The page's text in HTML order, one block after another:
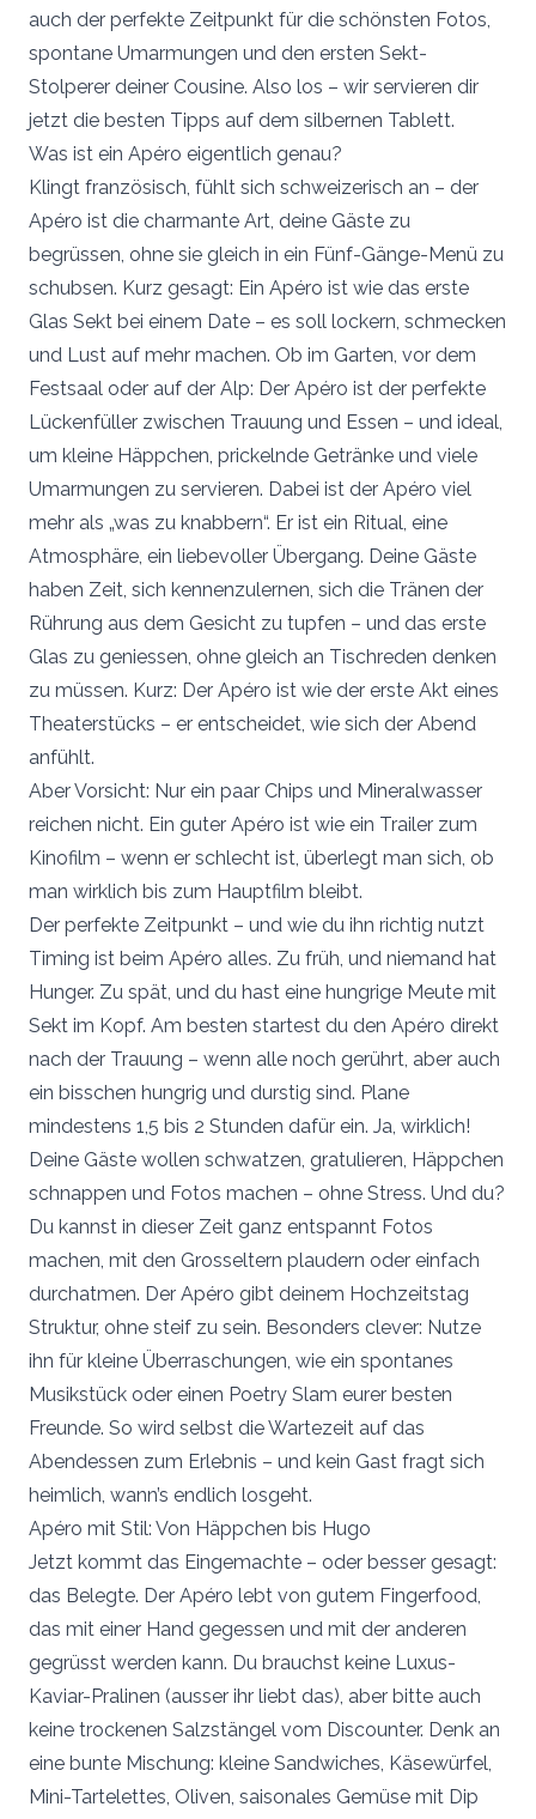
auch der perfekte Zeitpunkt für die schönsten Fotos,
spontane Umarmungen und den ersten Sekt-
Stolperer deiner Cousine. Also los – wir servieren dir
jetzt die besten Tipps auf dem silbernen Tablett.
Was ist ein Apéro eigentlich genau?
Klingt französisch, fühlt sich schweizerisch an – der
Apéro ist die charmante Art, deine Gäste zu
begrüssen, ohne sie gleich in ein Fünf-Gänge-Menü zu
schubsen. Kurz gesagt: Ein Apéro ist wie das erste
Glas Sekt bei einem Date – es soll lockern, schmecken
und Lust auf mehr machen. Ob im Garten, vor dem
Festsaal oder auf der Alp: Der Apéro ist der perfekte
Lückenfüller zwischen Trauung und Essen – und ideal,
um kleine Häppchen, prickelnde Getränke und viele
Umarmungen zu servieren. Dabei ist der Apéro viel
mehr als „was zu knabbern“. Er ist ein Ritual, eine
Atmosphäre, ein liebevoller Übergang. Deine Gäste
haben Zeit, sich kennenzulernen, sich die Tränen der
Rührung aus dem Gesicht zu tupfen – und das erste
Glas zu geniessen, ohne gleich an Tischreden denken
zu müssen. Kurz: Der Apéro ist wie der erste Akt eines
Theaterstücks – er entscheidet, wie sich der Abend
anfühlt.
Aber Vorsicht: Nur ein paar Chips und Mineralwasser
reichen nicht. Ein guter Apéro ist wie ein Trailer zum
Kinofilm – wenn er schlecht ist, überlegt man sich, ob
man wirklich bis zum Hauptfilm bleibt.
Der perfekte Zeitpunkt – und wie du ihn richtig nutzt
Timing ist beim Apéro alles. Zu früh, und niemand hat
Hunger. Zu spät, und du hast eine hungrige Meute mit
Sekt im Kopf. Am besten startest du den Apéro direkt
nach der Trauung – wenn alle noch gerührt, aber auch
ein bisschen hungrig und durstig sind. Plane
mindestens 1,5 bis 2 Stunden dafür ein. Ja, wirklich!
Deine Gäste wollen schwatzen, gratulieren, Häppchen
schnappen und Fotos machen – ohne Stress. Und du?
Du kannst in dieser Zeit ganz entspannt Fotos
machen, mit den Grosseltern plaudern oder einfach
durchatmen. Der Apéro gibt deinem Hochzeitstag
Struktur, ohne steif zu sein. Besonders clever: Nutze
ihn für kleine Überraschungen, wie ein spontanes
Musikstück oder einen Poetry Slam eurer besten
Freunde. So wird selbst die Wartezeit auf das
Abendessen zum Erlebnis – und kein Gast fragt sich
heimlich, wann’s endlich losgeht.
Apéro mit Stil: Von Häppchen bis Hugo
Jetzt kommt das Eingemachte – oder besser gesagt:
das Belegte. Der Apéro lebt von gutem Fingerfood,
das mit einer Hand gegessen und mit der anderen
gegrüsst werden kann. Du brauchst keine Luxus-
Kaviar-Pralinen (ausser ihr liebt das), aber bitte auch
keine trockenen Salzstängel vom Discounter. Denk an
eine bunte Mischung: kleine Sandwiches, Käsewürfel,
Mini-Tartelettes, Oliven, saisonales Gemüse mit Dip